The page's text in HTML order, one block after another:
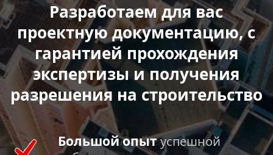
Разработаем для вас
проектную документацию, с
гарантией прохождения
экспертизы и получения
разрешения на строительство
Большой опытуспешной